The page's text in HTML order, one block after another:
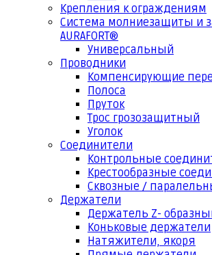
Крепления к ограждениям
Система молниезащиты и
AURAFORT®
Универсальный
Проводники
Компенсирующие
Полоса
Пруток
Трос грозозащитный
Уголок
Соединители
Контрольные
Крестообразные
Сквозные /
Держатели
Держатель Z-
Коньковые держатели
Натяжители, якоря